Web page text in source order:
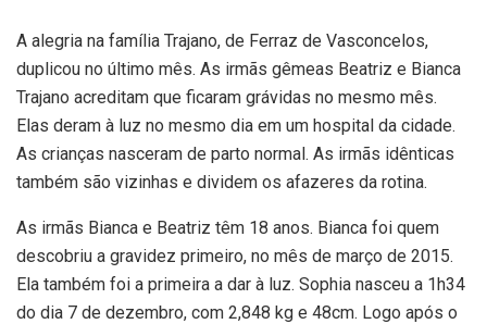
A alegria na família Trajano, de Ferraz de Vasconcelos,
duplicou no último mês. As irmãs gêmeas Beatriz e Bianca
Trajano acreditam que ficaram grávidas no mesmo mês.
Elas deram à luz no mesmo dia em um hospital da cidade.
As crianças nasceram de parto normal. As irmãs idênticas
também são vizinhas e dividem os afazeres da rotina.
As irmãs Bianca e Beatriz têm 18 anos. Bianca foi quem
descobriu a gravidez primeiro, no mês de março de 2015.
Ela também foi a primeira a dar à luz. Sophia nasceu a 1h34
do dia 7 de dezembro, com 2,848 kg e 48cm. Logo após o